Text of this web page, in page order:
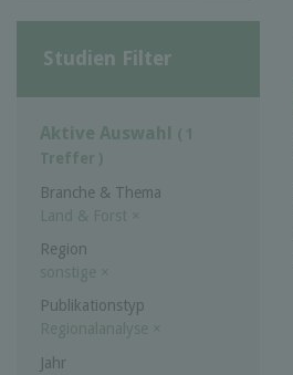
Studien Filter
Aktive Auswahl ( 1
Treffer )
Branche & Thema
Land & Forst ×
Region
sonstige ×
Publikationstyp
Regionalanalyse ×
Jahr